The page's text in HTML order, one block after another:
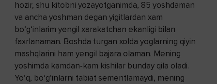
hozir, shu kitobni yozayotganimda, 85 yoshdaman
va ancha yoshman degan yigitlardan xam
bo‘g‘inlarim yengil xarakatchan ekanligi bilan
faxrlanaman. Boshda turgan xolda yoglarning qiyin
mashqlarini ham yengil bajara olaman. Mening
yoshimda kamdan-kam kishilar bunday qila oladi.
Yo‘q, bo‘g‘inlarni tabiat sementlamaydi, mening